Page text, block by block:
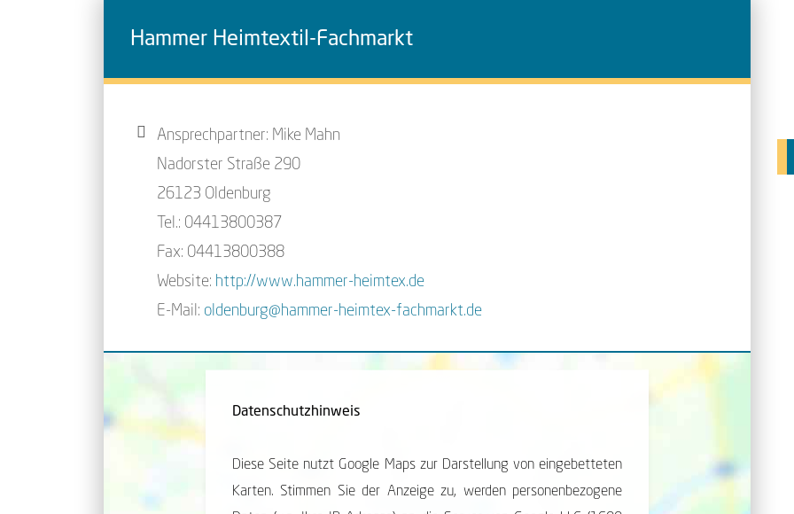
Hammer Heimtextil-Fachmarkt
Ansprechpartner: Mike Mahn
Nadorster Straße 290
26123 Oldenburg
Tel.: 04413800387
Fax: 04413800388
Website: http://www.hammer-heimtex.de
E-Mail: oldenburg@hammer-heimtex-fachmarkt.de
Datenschutzhinweis
Diese Seite nutzt Google Maps zur Dar­stellung von ein­ge­betteten
Karten. Stimmen Sie der An­zeige zu, werden per­sonen­be­zogene